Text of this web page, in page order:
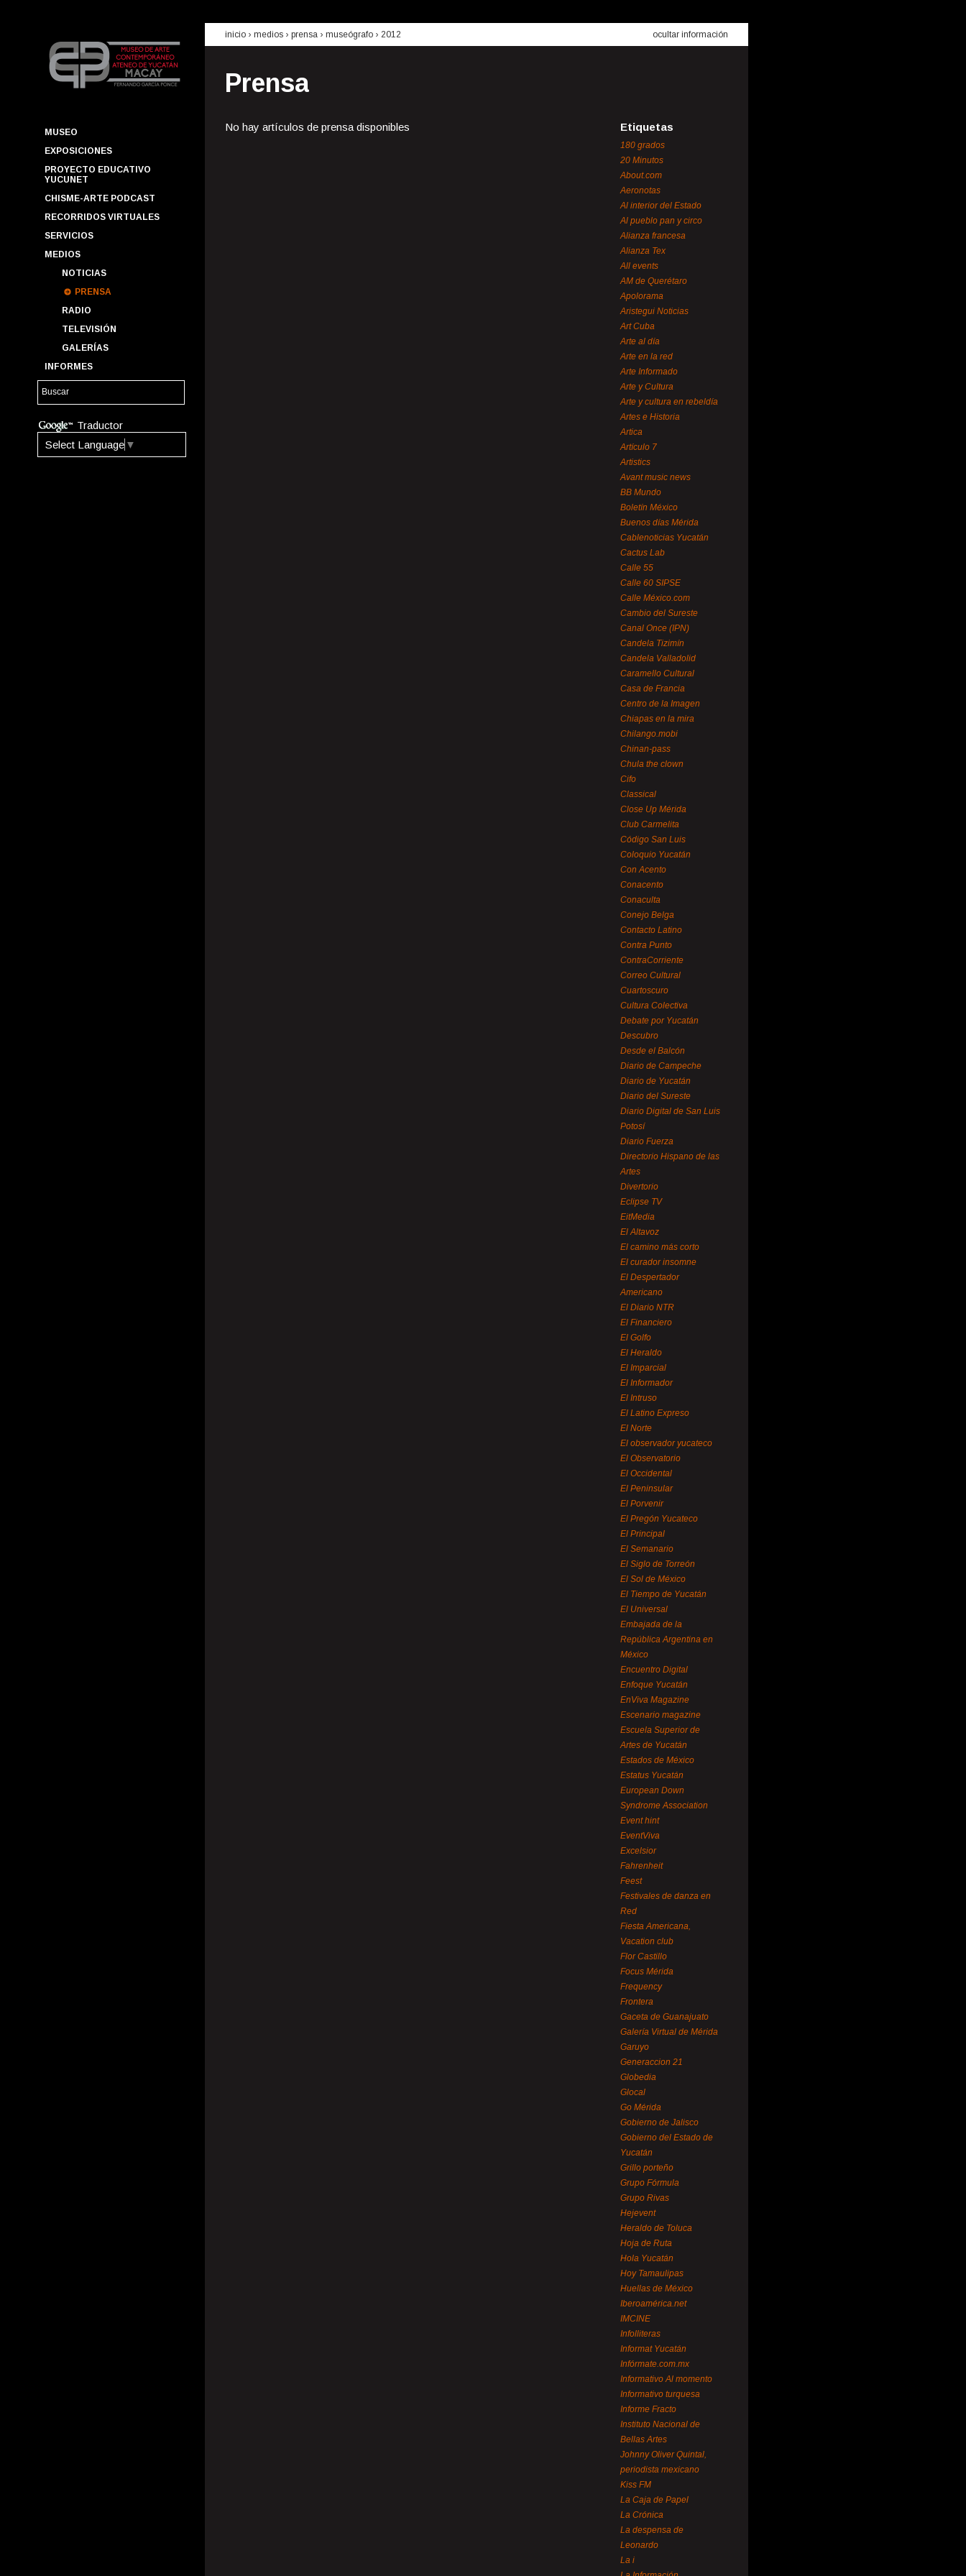
MUSEO
EXPOSICIONES
PROYECTO EDUCATIVO
YUCUNET
CHISME-ARTE PODCAST
RECORRIDOS VIRTUALES
SERVICIOS
MEDIOS
NOTICIAS
PRENSA
RADIO
TELEVISIÓN
GALERÍAS
INFORMES
Traductor
Select Language ▼
inicio › medios › prensa › museógrafo › 2012 ocultar información
Prensa
No hay artículos de prensa disponibles Etiquetas
180 grados
20 Minutos
About.com
Aeronotas
Al interior del Estado
Al pueblo pan y circo
Alianza francesa
Alianza Tex
All events
AM de Querétaro
Apolorama
Aristegui Noticias
Art Cuba
Arte al día
Arte en la red
Arte Informado
Arte y Cultura
Arte y cultura en rebeldía
Artes e Historia
Artica
Artículo 7
Artistics
Avant music news
BB Mundo
Boletín México
Buenos días Mérida
Cablenoticias Yucatán
Cactus Lab
Calle 55
Calle 60 SIPSE
Calle México.com
Cambio del Sureste
Canal Once (IPN)
Candela Tizimín
Candela Valladolid
Caramello Cultural
Casa de Francia
Centro de la Imagen
Chiapas en la mira
Chilango.mobi
Chinan-pass
Chula the clown
Cifo
Classical
Close Up Mérida
Club Carmelita
Código San Luis
Coloquio Yucatán
Con Acento
Conacento
Conaculta
Conejo Belga
Contacto Latino
Contra Punto
ContraCorriente
Correo Cultural
Cuartoscuro
Cultura Colectiva
Debate por Yucatán
Descubro
Desde el Balcón
Diario de Campeche
Diario de Yucatán
Diario del Sureste
Diario Digital de San Luis
Potosí
Diario Fuerza
Directorio Hispano de las
Artes
Divertorio
Eclipse TV
EitMedia
El Altavoz
El camino más corto
El curador insomne
El Despertador
Americano
El Diario NTR
El Financiero
El Golfo
El Heraldo
El Imparcial
El Informador
El Intruso
El Latino Expreso
El Norte
El observador yucateco
El Observatorio
El Occidental
El Peninsular
El Porvenir
El Pregón Yucateco
El Principal
El Semanario
El Siglo de Torreón
El Sol de México
El Tiempo de Yucatán
El Universal
Embajada de la
República Argentina en
México
Encuentro Digital
Enfoque Yucatán
EnViva Magazine
Escenario magazine
Escuela Superior de
Artes de Yucatán
Estados de México
Estatus Yucatán
European Down
Syndrome Association
Event hint
EventViva
Excelsior
Fahrenheit
Feest
Festivales de danza en
Red
Fiesta Americana,
Vacation club
Flor Castillo
Focus Mérida
Frequency
Frontera
Gaceta de Guanajuato
Galería Virtual de Mérida
Garuyo
Generaccion 21
Globedia
Glocal
Go Mérida
Gobierno de Jalisco
Gobierno del Estado de
Yucatán
Grillo porteño
Grupo Fórmula
Grupo Rivas
Hejevent
Heraldo de Toluca
Hoja de Ruta
Hola Yucatán
Hoy Tamaulipas
Huellas de México
Iberoamérica.net
IMCINE
Infolliteras
Informat Yucatán
Infórmate.com.mx
Informativo Al momento
Informativo turquesa
Informe Fracto
Instituto Nacional de
Bellas Artes
Johnny Oliver Quintal,
periodista mexicano
Kiss FM
La Caja de Papel
La Crónica
La despensa de
Leonardo
La i